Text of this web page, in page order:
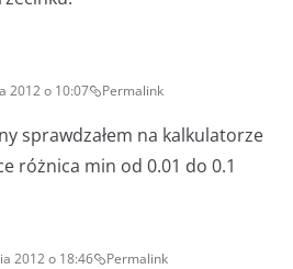
2012 o 10:07 Permalink
sprawdzałem na kalkulatorze
różnica min od 0.01 do 0.1
2012 o 18:46 Permalink